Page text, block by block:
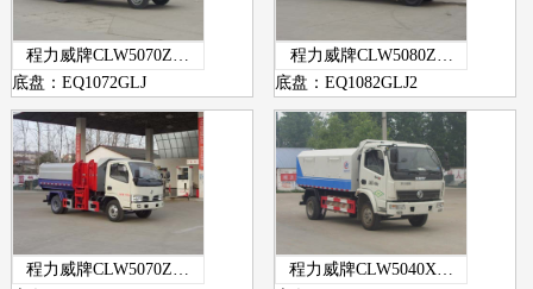
程力威牌CLW5070Z…
底盘：EQ1072GLJ
程力威牌CLW5080Z…
底盘：EQ1082GLJ2
程力威牌CLW5070Z…
程力威牌CLW5040X…